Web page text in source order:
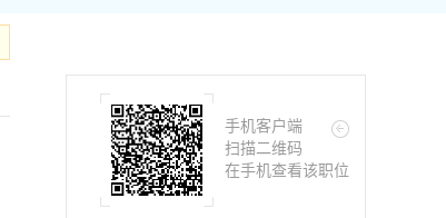
手机客户端
扫描二维码
在手机查看该职位